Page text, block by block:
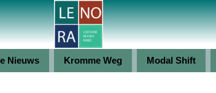
Nieuws Kromme Weg Modal Shift